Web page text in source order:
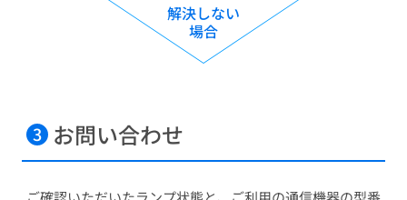
解決しない
場合
3 お問い合わせ​